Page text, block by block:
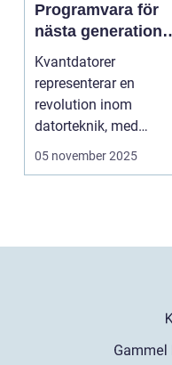
Programvara för
nästa generations
datorer
Kvantdatorer
representerar en
revolution inom
datorteknik, med
kapacitet att lösa
05 november 2025